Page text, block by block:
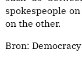
spokespeople
on the other.
Bron: